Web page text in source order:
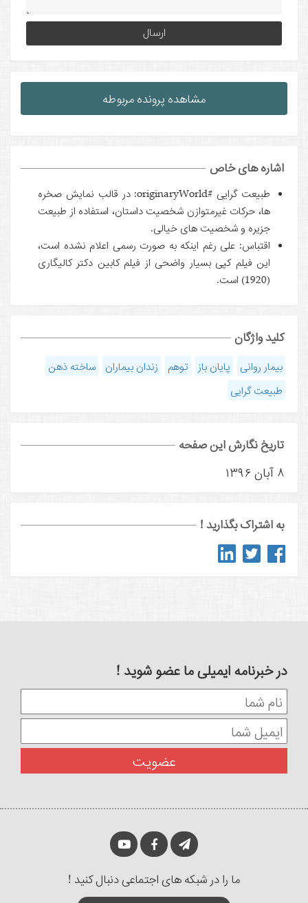
مشاهده پرونده مربوطه
اشاره های خاص
طبیعت گرایی #originaryWorld: در قالب نمایش صخره
ها، حرکات غیرمتوازن شخصیت داستان، استفاده از طبیعت
جزیره و شخصیت های خیالی.
اقتباس: علی رغم اینکه به صورت رسمی اعلام نشده است،
این فیلم کپی بسیار واضحی از فیلم کابین دکتر کالیگاری
(1920) است.
کلید واژگان
بیمار روانی پایان باز توهم زندان بیماران
ساخته ذهن
طبیعت گرایی
تاریخ نگارش این صفحه
۸ آبان ۱۳۹۶
به اشتراک بگذارید !
در خبرنامه ایمیلی ما عضو شوید !
ما را در شبکه های اجتماعی دنبال کنید !